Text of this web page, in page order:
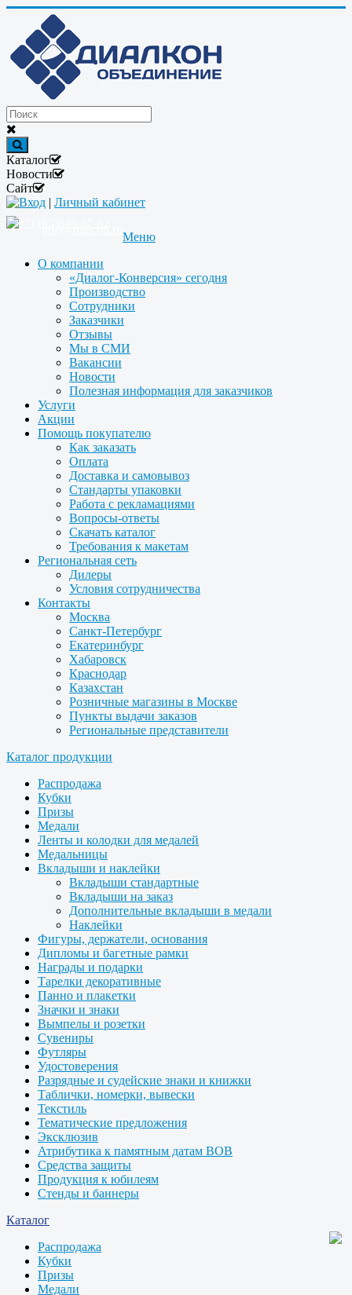
Каталог
Новости
Сайт
Вход | Личный кабинет
Меню
О компании
«Диалог-Конверсия» сегодня
Производство
Сотрудники
Заказчики
Отзывы
Мы в СМИ
Вакансии
Новости
Полезная информация для заказчиков
Услуги
Акции
Помощь покупателю
Как заказать
Оплата
Доставка и самовывоз
Стандарты упаковки
Работа с рекламациями
Вопросы-ответы
Скачать каталог
Требования к макетам
Региональная сеть
Дилеры
Условия сотрудничества
Контакты
Москва
Санкт-Петербург
Екатеринбург
Хабаровск
Краснодар
Казахстан
Розничные магазины в Москве
Пункты выдачи заказов
Региональные представители
Каталог продукции
Распродажа
Кубки
Призы
Медали
Ленты и колодки для медалей
Медальницы
Вкладыши и наклейки
Вкладыши стандартные
Вкладыши на заказ
Дополнительные вкладыши в медали
Наклейки
Фигуры, держатели, основания
Дипломы и багетные рамки
Награды и подарки
Тарелки декоративные
Панно и плакетки
Значки и знаки
Вымпелы и розетки
Сувениры
Футляры
Удостоверения
Разрядные и судейские знаки и книжки
Таблички, номерки, вывески
Текстиль
Тематические предложения
Эксклюзив
Атрибутика к памятным датам ВОВ
Средства защиты
Продукция к юбилеям
Стенды и баннеры
Каталог
Распродажа
Кубки
Призы
Медали